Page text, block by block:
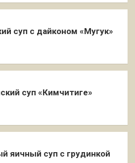
суп с дайконом «Мугук»
суп «Кимчитиге»
яичный суп с грудинкой